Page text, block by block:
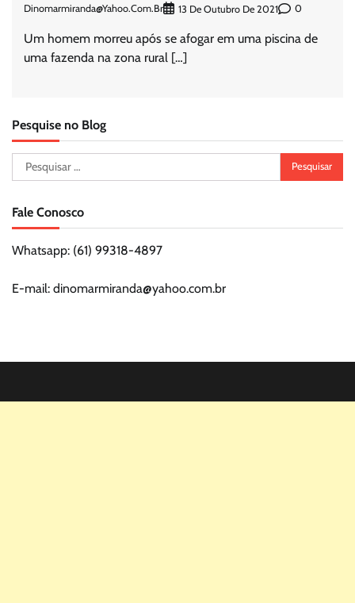
Dinomarmiranda@yahoo.com.br 13 De Outubro De 2021 0
Um homem morreu após se afogar em uma piscina de
uma fazenda na zona rural […]
Pesquise no Blog
Pesquisar
por:
Fale Conosco
Whatsapp: (61) 99318-4897
E-mail: dinomarmiranda@yahoo.com.br